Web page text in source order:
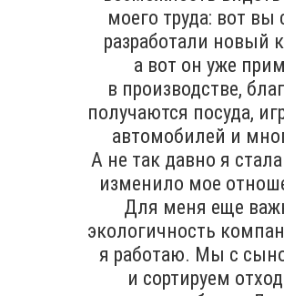
моего труда: вот вы
разработали новый
а вот он уже
в производстве,
получаются посуда,
автомобилей и
А не так давно я
изменило мое
Для меня еще
экологичность
я работаю. Мы с
и сортируем